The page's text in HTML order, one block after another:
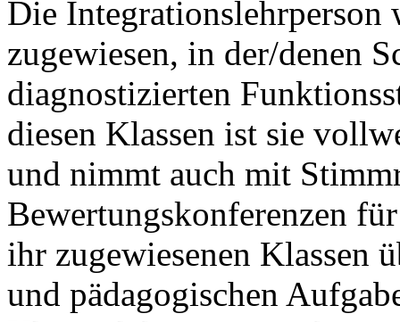
Die Integrationslehrperson
zugewiesen, in der/denen
diagnostizierten
diesen Klassen ist sie
und nimmt auch mit
Bewertungskonferenzen
ihr zugewiesenen Klassen
und pädagogischen